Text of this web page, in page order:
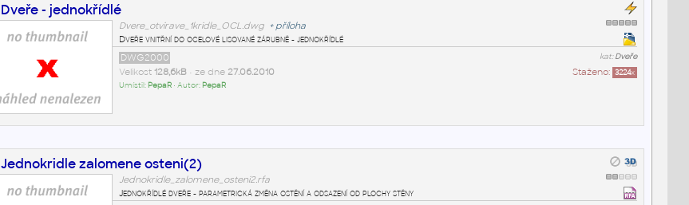
Dveře - jednokřídlé
Dvere_otvirave_1kridle_OCL.dwg + příloha
Dveře vnitřní do ocelové lisované zárubně - jednokřídlé
kat:Dveře
DWG2000
Staženo: 3224x
Velikost 128,6kB• ze dne 27.06.2010
Umístil: PepaR• Autor: PepaR
Jednokridle zalomene osteni(2)
Jednokridle_zalomene_osteni2.rfa
Jednokřídlé dveře - parametrická změna ostění a odsazení od plochy stěny